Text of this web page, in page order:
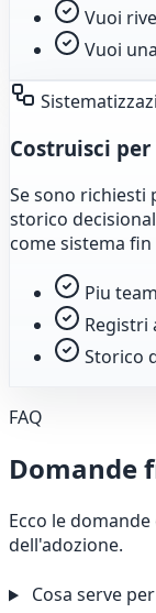
Vuoi
Vuoi
Costruisci
Se sono richiesti
storico
come sistema
Piu team
Registri
Storico
FAQ
Domande
Ecco le
dell'adozione.
Cosa serve